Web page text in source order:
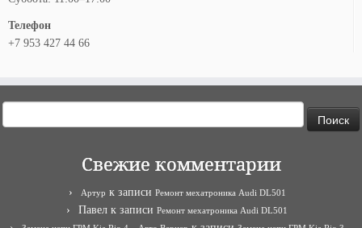
Телефон
+7 953 427 44 66
Свежие комментарии
Артур к записи Ремонт мехатроника Audi DL501
Павел к записи Ремонт мехатроника Audi DL501